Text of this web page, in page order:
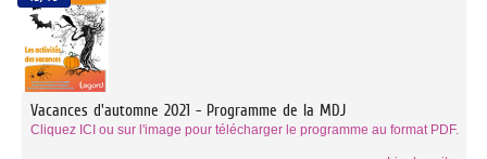
Vacances d'automne 2021 - Programme de la MDJ
Cliquez ICI ou sur l'image pour télécharger le programme au format PDF.